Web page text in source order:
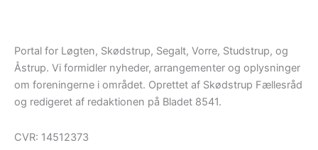
Portal for Løgten, Skødstrup, Segalt, Vorre, Studstrup, og
Åstrup. Vi formidler nyheder, arrangementer og oplysninger
om foreningerne i området. Oprettet af Skødstrup Fællesråd
og redigeret af redaktionen på Bladet 8541.
CVR: 14512373